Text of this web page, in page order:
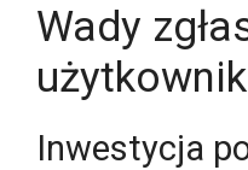
Wady
Inwestycja